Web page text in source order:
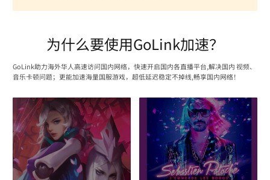
为什么要使用GoLink加速？
GoLink助力海外华人高速访问国内网络，快速开启国内各直播平台,解决国内 视频、
音乐卡顿问题；更能加速海量国服游戏，超低延迟稳定不掉线,畅享国内网络！